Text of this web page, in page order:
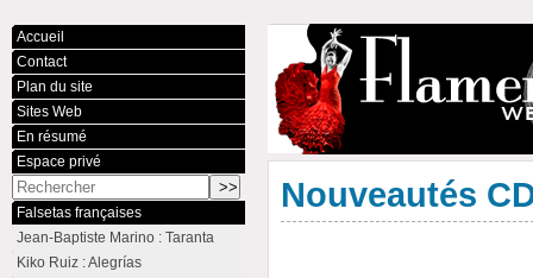
Nouveautés
Accueil
Contact
Plan du site
Sites Web
En résumé
Espace privé
Falsetas françaises
Jean-Baptiste Marino : Taranta
Kiko Ruiz : Alegrías